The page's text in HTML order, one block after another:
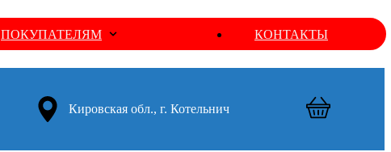
ПОКУПАТЕЛЯМ КОНТАКТЫ
Кировская обл., г. Котельнич